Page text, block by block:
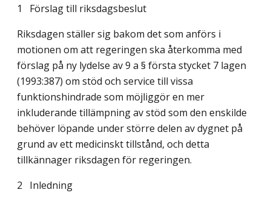
1 Förslag till riksdagsbeslut
Riksdagen ställer sig bakom det som anförs i
motionen om att regeringen ska återkomma med
förslag på ny lydelse av 9 a § första stycket 7 lagen
(1993:387) om stöd och service till vissa
funktionshindrade som möjliggör en mer
inkluderande tillämpning av stöd som den enskilde
behöver löpande under större delen av dygnet på
grund av ett medicinskt tillstånd, och detta
tillkännager riksdagen för regeringen.
2 Inledning